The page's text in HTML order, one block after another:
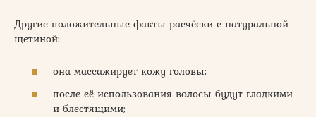
Другие положительные факты расчёски с натуральной
щетиной:
она массажирует кожу головы;
после её использования волосы будут гладкими
и блестящими;